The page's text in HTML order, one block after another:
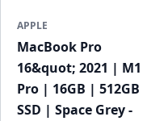
APPLE
MacBook Pro
16&quot; 2021 | M1
Pro | 16GB | 512GB
SSD | Space Grey -